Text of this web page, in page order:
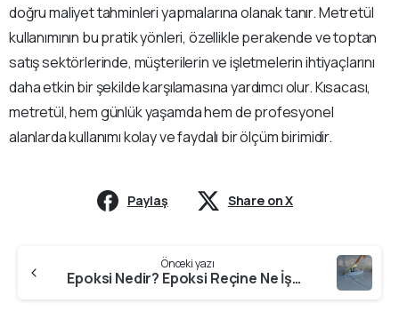
doğru maliyet tahminleri yapmalarına olanak tanır. Metretül
kullanımının bu pratik yönleri, özellikle perakende ve toptan
satış sektörlerinde, müşterilerin ve işletmelerin ihtiyaçlarını
daha etkin bir şekilde karşılamasına yardımcı olur. Kısacası,
metretül, hem günlük yaşamda hem de profesyonel
alanlarda kullanımı kolay ve faydalı bir ölçüm birimidir.
Paylaş Share on X
Reading
Önceki yazı
Epoksi Nedir? Epoksi Reçine Ne İşe Yarar?